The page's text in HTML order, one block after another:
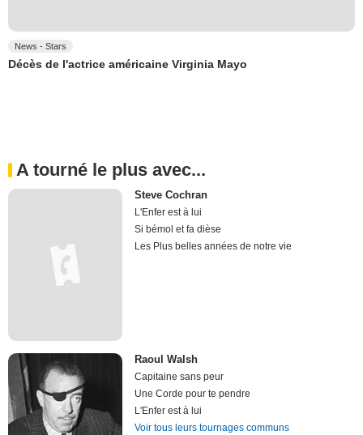
News - Stars
Décès de l'actrice américaine Virginia Mayo
A tourné le plus avec...
Steve Cochran
L'Enfer est à lui
Si bémol et fa dièse
Les Plus belles années de notre vie
Raoul Walsh
Capitaine sans peur
Une Corde pour te pendre
L'Enfer est à lui
Voir tous leurs tournages communs